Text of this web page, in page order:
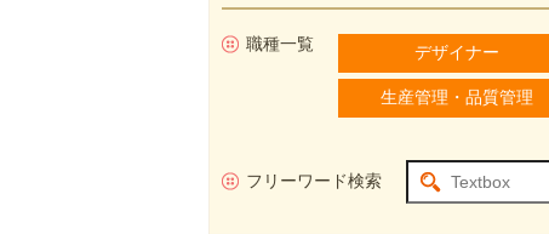
職種一覧 デザイナー
生産管理・品質管理
フリーワード検索